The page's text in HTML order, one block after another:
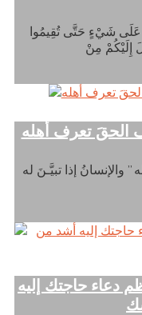
عَلَى شَيْءٍ حَتَّى تُقِيمُوا
الحقَ تعرف أهله
والإنسانُ إذا تبيَّـنَ له
دعاء حاجتك إليه